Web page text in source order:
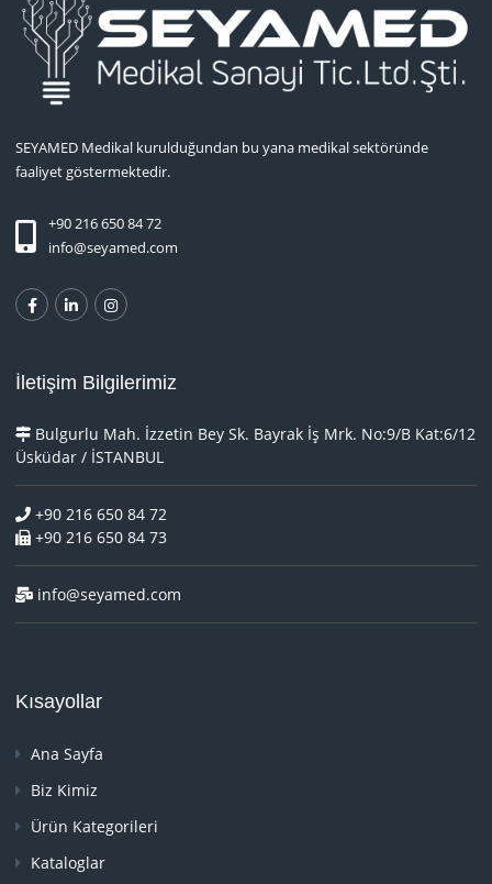
SEYAMED Medikal kurulduğundan bu yana medikal sektöründe
faaliyet göstermektedir.
+90 216 650 84 72
info@seyamed.com
İletişim Bilgilerimiz
Bulgurlu Mah. İzzetin Bey Sk. Bayrak İş Mrk. No:9/B Kat:6/12
Üsküdar / İSTANBUL
+90 216 650 84 72
+90 216 650 84 73
info@seyamed.com
Kısayollar
Ana Sayfa
Biz Kimiz
Ürün Kategorileri
Kataloglar